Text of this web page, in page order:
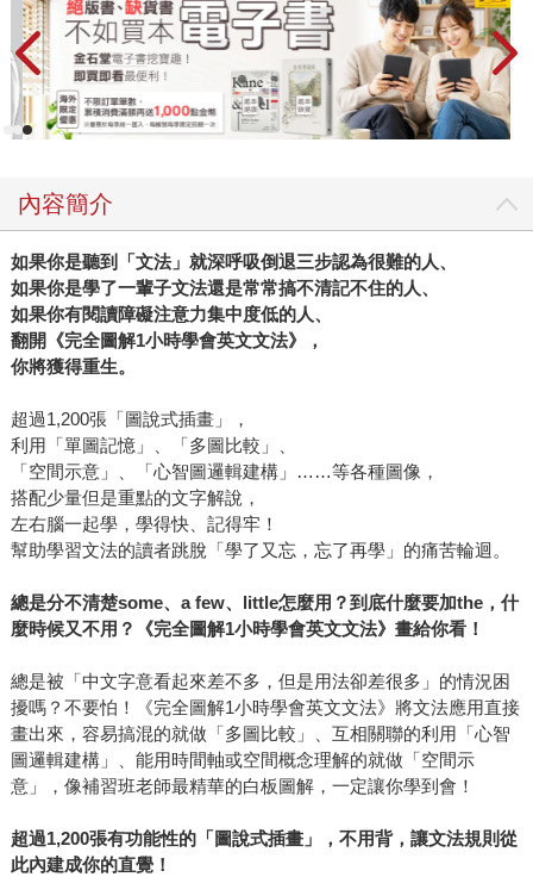
內容簡介
如果你是聽到「文法」就深呼吸倒退三步認為很難的人、
如果你是學了一輩子文法還是常常搞不清記不住的人、
如果你有閱讀障礙注意力集中度低的人、
翻開《完全圖解1小時學會英文文法》，
你將獲得重生。
超過1,200張「圖說式插畫」，
利用「單圖記憶」、「多圖比較」、
「空間示意」、「心智圖邏輯建構」……等各種圖像，
搭配少量但是重點的文字解說，
左右腦一起學，學得快、記得牢！
幫助學習文法的讀者跳脫「學了又忘，忘了再學」的痛苦輪迴。
總是分不清楚some、a few、little怎麼用？到底什麼要加the，什
麼時候又不用？《完全圖解1小時學會英文文法》畫給你看！
總是被「中文字意看起來差不多，但是用法卻差很多」的情況困
擾嗎？不要怕！《完全圖解1小時學會英文文法》將文法應用直接
畫出來，容易搞混的就做「多圖比較」、互相關聯的利用「心智
圖邏輯建構」、能用時間軸或空間概念理解的就做「空間示
意」，像補習班老師最精華的白板圖解，一定讓你學到會！
超過1,200張有功能性的「圖說式插畫」，不用背，讓文法規則從
此內建成你的直覺！